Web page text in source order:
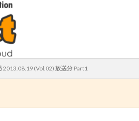
2013.08.19 (Vol.02) 放送分 Part1